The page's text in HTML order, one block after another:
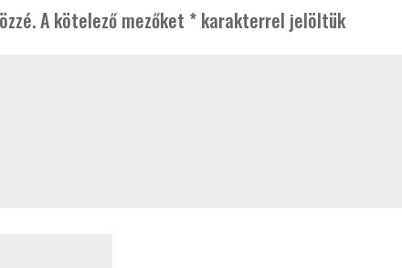
A kötelező mezőket * karakterrel jelöltük